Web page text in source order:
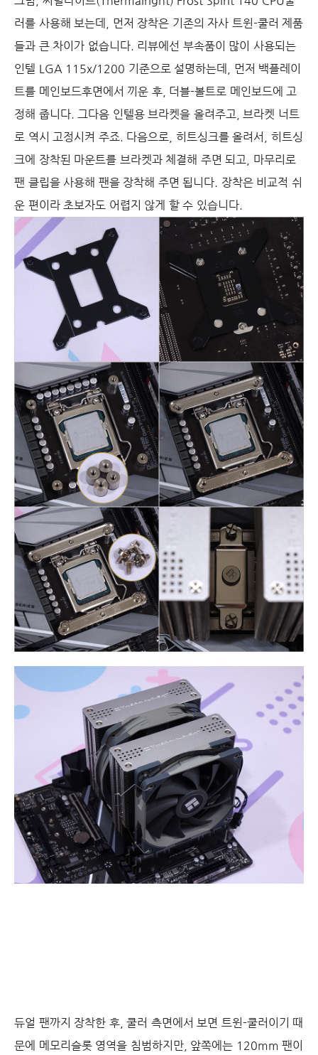
러를 사용해 보는데, 먼저 장착은 기존의 자사 트윈-쿨러 제품
들과 큰 차이가 없습니다. 리뷰에선 부속품이 많이 사용되는
인텔 LGA 115x/1200 기준으로 설명하는데, 먼저 백플레이
트를 메인보드후면에서 끼운 후, 더블-볼트로 메인보드에 고
정해 줍니다. 그다음 인텔용 브라켓을 올려주고, 브라켓 너트
로 역시 고정시켜 주죠. 다음으로, 히트싱크를 올려서, 히트싱
크에 장착된 마운트를 브라켓과 체결해 주면 되고, 마무리로
팬 클립을 사용해 팬을 장착해 주면 됩니다. 장착은 비교적 쉬
운 편이라 초보자도 어렵지 않게 할 수 있습니다.
듀얼 팬까지 장착한 후, 쿨러 측면에서 보면 트윈-쿨러이기 때
문에 메모리슬롯 영역을 침범하지만, 앞쪽에는 120mm 팬이